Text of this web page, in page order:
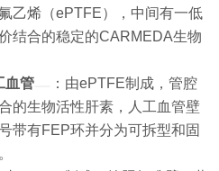
乙烯（ePTFE），中间有一低
结合的稳定的CARMEDA生物
血管
：由ePTFE制成，管腔
的生物活性肝素，人工血管壁
带有FEP环并分为可拆型和固